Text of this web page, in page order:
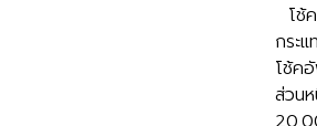
โช้
กระ
โช้ค
ส่วน